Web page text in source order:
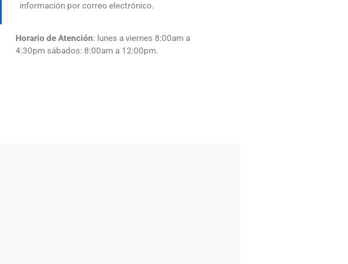
información por correo electrónico.
Horario de Atención: lunes a viernes 8:00am a
4:30pm sábados: 8:00am a 12:00pm.